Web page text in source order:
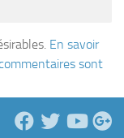
En savoir
sont